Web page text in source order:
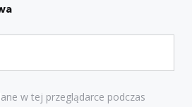
w tej przeglądarce podczas